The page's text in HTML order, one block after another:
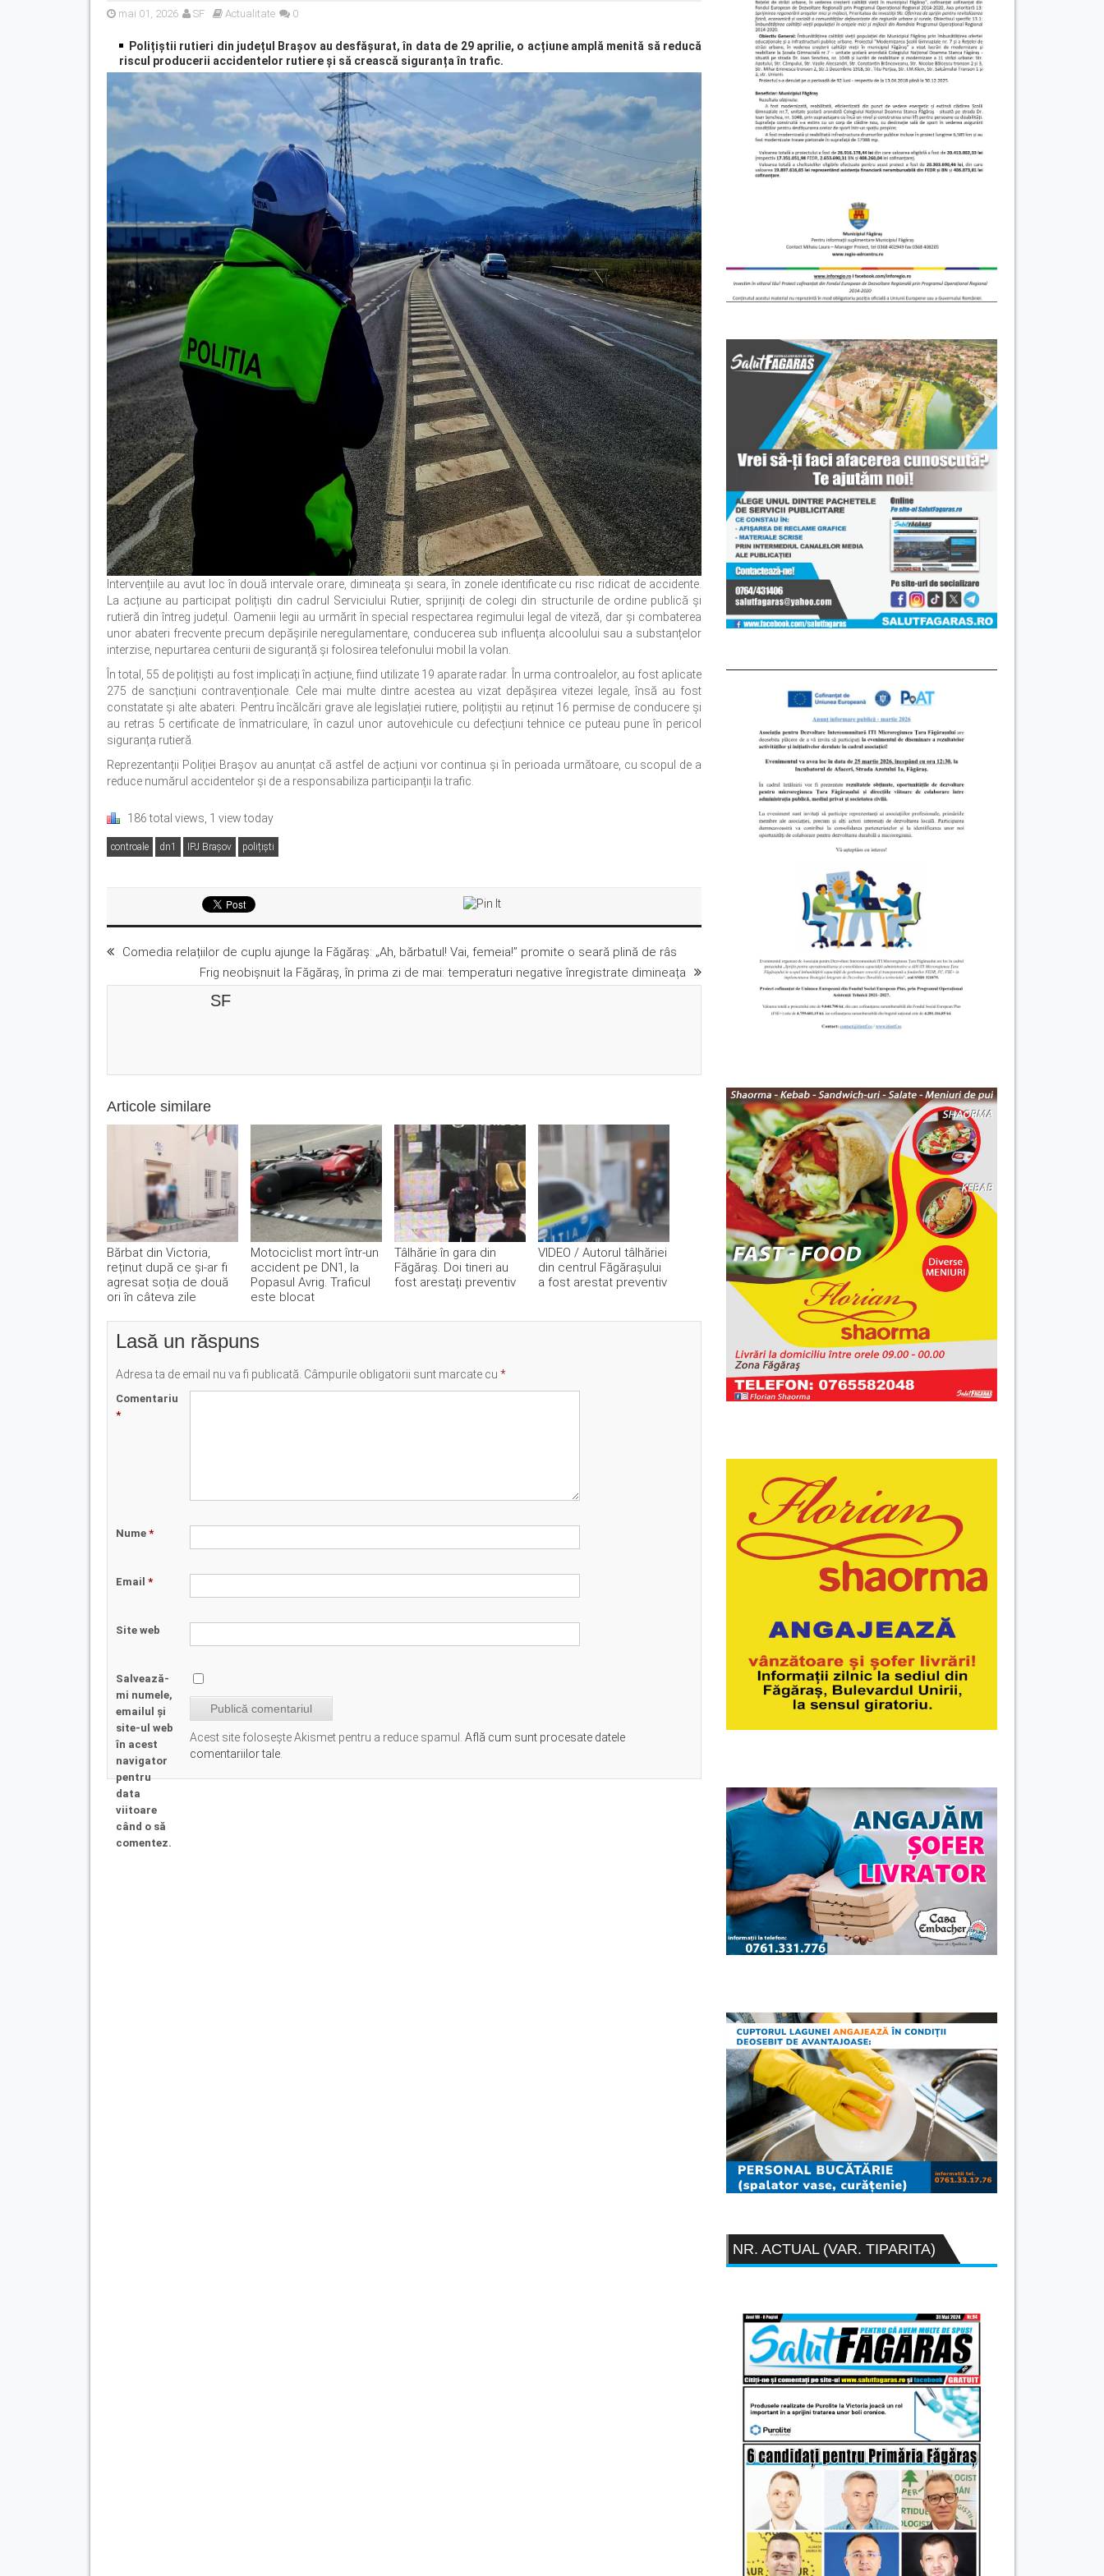
mai 01, 2026 SF Actualitate 0
Polițiștii rutieri din județul Brașov au desfășurat, în data de 29 aprilie, o acțiune amplă menită să reducă
riscul producerii accidentelor rutiere și să crească siguranța în trafic.
Intervențiile au avut loc în două intervale orare, dimineața și seara, în zonele identificate cu risc ridicat de accidente.
La acțiune au participat polițiști din cadrul Serviciului Rutier, sprijiniți de colegi din structurile de ordine publică și
rutieră din întreg județul. Oamenii legii au urmărit în special respectarea regimului legal de viteză, dar și combaterea
unor abateri frecvente precum depășirile neregulamentare, conducerea sub influența alcoolului sau a substanțelor
interzise, nepurtarea centurii de siguranță și folosirea telefonului mobil la volan.
În total, 55 de polițiști au fost implicați în acțiune, fiind utilizate 19 aparate radar. În urma controalelor, au fost aplicate
275 de sancțiuni contravenționale. Cele mai multe dintre acestea au vizat depășirea vitezei legale, însă au fost
constatate și alte abateri. Pentru încălcări grave ale legislației rutiere, polițiștii au reținut 16 permise de conducere și
au retras 5 certificate de înmatriculare, în cazul unor autovehicule cu defecțiuni tehnice ce puteau pune în pericol
siguranța rutieră.
Reprezentanții Poliției Brașov au anunțat că astfel de acțiuni vor continua și în perioada următoare, cu scopul de a
reduce numărul accidentelor și de a responsabiliza participanții la trafic.
186 total views, 1 view today
controale dn1 IPJ Brașov polițiști
Comedia relațiilor de cuplu ajunge la Făgăraș: „Ah, bărbatul! Vai, femeia!” promite o seară plină de râs
Frig neobișnuit la Făgăraș, în prima zi de mai: temperaturi negative înregistrate dimineața
SF
Articole similare
Bărbat din Victoria,
reținut după ce și-ar fi
agresat soția de două
ori în câteva zile
Motociclist mort într-un
accident pe DN1, la
Popasul Avrig. Traficul
este blocat
Tâlhărie în gara din
Făgăraș. Doi tineri au
fost arestați preventiv
VIDEO / Autorul tâlhăriei
din centrul Făgărașului
a fost arestat preventiv
Lasă un răspuns
Adresa ta de email nu va fi publicată. Câmpurile obligatorii sunt marcate cu *
Comentariu
*
Nume *
Email *
Site web
Salvează-
mi numele,
emailul și
site-ul web
în acest
navigator
pentru
data
viitoare
când o să
comentez.
Acest site folosește Akismet pentru a reduce spamul. Află cum sunt procesate datele
comentariilor tale.
NR. ACTUAL (VAR. TIPARITA)